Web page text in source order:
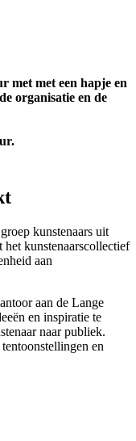
met met een hapje en
organisatie en de
kunstenaars uit
het kunstenaarscollectief
aan
aan de Lange
en inspiratie te
naar publiek.
en